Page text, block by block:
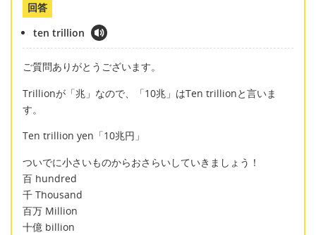
回答
ten trillion
ご質問ありがとうございます。
Trillionが「兆」なので、「10兆」はTen trillionと言いま
す。
Ten trillion yen「10兆円」
ついでに小さいものからおさらいしていきましょう！
百 hundred
千 Thousand
百万 Million
十億 billion